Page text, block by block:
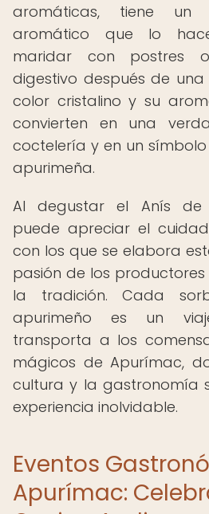
aromáticas, tiene
aromático que lo
maridar con postres
digestivo después de
color cristalino y su
convierten en una
coctelería y en un
apurimeña.
Al degustar el Anís de
puede apreciar el
con los que se elabora
pasión de los
la tradición. Cada
apurimeño es un
transporta a los
mágicos de Apurímac,
cultura y la gastronomía
experiencia inolvidable.
Eventos
Apurímac: